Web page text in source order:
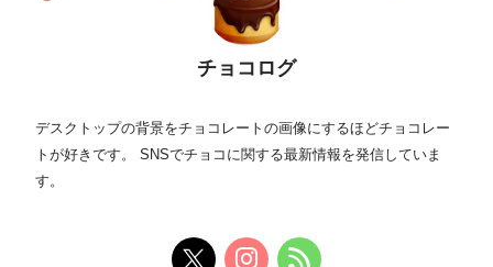
チョコログ
デスクトップの背景をチョコレートの画像にするほどチョコレー
トが好きです。 SNSでチョコに関する最新情報を発信していま
す。